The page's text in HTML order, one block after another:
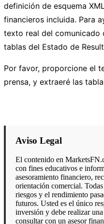
definición de esquema
financieros incluida. Para
texto real del comunicado
tablas del Estado de
Por favor, proporcione el
prensa, y extraeré las
Aviso Legal
El contenido en
con fines educativos e
asesoramiento financiero,
orientación comercial.
riesgos y el rendimiento
futuros. Usted es el único
inversión y debe realizar
consultar con un asesor